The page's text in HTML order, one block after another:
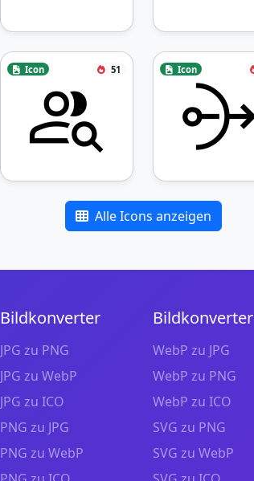
Icon 51 Icon
Alle Icons anzeigen
Bildkonverter
JPG zu PNG
JPG zu WebP
JPG zu ICO
PNG zu JPG
PNG zu WebP
Bildkonverter
WebP zu JPG
WebP zu PNG
WebP zu ICO
SVG zu PNG
SVG zu WebP